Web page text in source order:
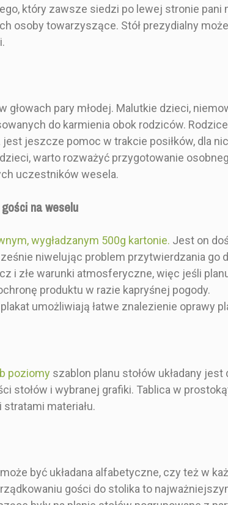
który zawsze siedzi po lewej stronie pani
osoby towarzyszące. Stół prezydialny
głowach pary młodej. Malutkie dzieci,
do karmienia obok rodziców.
jeszcze pomoc w trakcie posiłków, dla
warto rozważyć przygotowanie
uczestników wesela.
na weselu
wygładzanym 500g kartonie. Jest on
niwelując problem przytwierdzania go
i złe warunki atmosferyczne, więc jeśli
produktu w razie kapryśnej pogody.
umożliwiają łatwe znalezienie oprawy
poziomy szablon planu stołów układany
stołów i wybranej grafiki. Tablica w
materiału.
być układana alfabetyczne, czy też w
gości do stolika to
kupna produktu.
Specyfikacja w opisie
produktu.
Niebieski
cm
stołów Tablicę z planem stołów
karta Pojedyncza karta